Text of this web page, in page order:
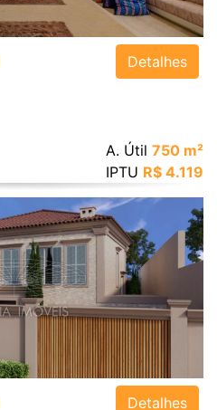
Detalhes
A. Útil 750 m²
IPTU R$ 4.119
Detalhes